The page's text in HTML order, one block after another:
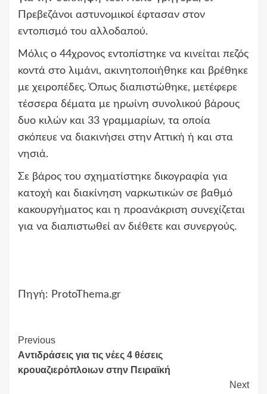
Πρεβεζάνοι αστυνομικοί έφτασαν στον
εντοπισμό του αλλοδαπού.
Μόλις ο 44χρονος εντοπίστηκε να κινείται πεζός
κοντά στο λιμάνι, ακινητοποιήθηκε και βρέθηκε
με χειροπέδες. Όπως διαπιστώθηκε, μετέφερε
τέσσερα δέματα με ηρωίνη συνολικού βάρους
δυο κιλών και 33 γραμμαρίων, τα οποία
σκόπευε να διακινήσει στην Αττική ή και στα
νησιά.
Σε βάρος του σχηματίστηκε δικογραφία για
κατοχή και διακίνηση ναρκωτικών σε βαθμό
κακουργήματος και η προανάκριση συνεχίζεται
για να διαπιστωθεί αν διέθετε και συνεργούς.
Πηγή: ProtoThema.gr
Continue
Reading
Previous
Aντιδράσεις για τις νέες 4 θέσεις
κρουαζιερόπλοιων στην Πειραϊκή
Next